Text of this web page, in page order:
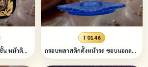
พลาสติกดำ หูบัวสโลป 2 ชั้น หน้าติดลายหล่อ เนื้อตามระบุ หูสามารถเปลี่ยนได้
T0146
กรอบพลาสติกตั้งหน้ารถ ขอบนอกลายกนกสีตามสั่ง กรอบในทรงหยดน้ำยิงลายและชื่อตามสั่ง ฐานบัวสวมฐานสี่เหลี่ยม